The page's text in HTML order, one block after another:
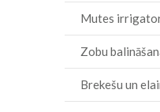
Mutes
Zobu
Brekešu un